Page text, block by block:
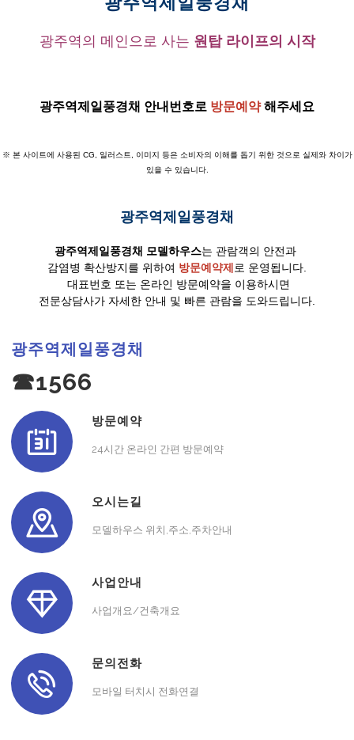
광주역의 메인으로 사는 원탑 라이프의 시작
광주역제일풍경채 안내번호로 방문예약해주세요
※ 본 사이트에 사용된 CG, 일러스트, 이미지 등은 소비자의 이해를 돕기 위한 것으로 실제와 차이가
있을 수 있습니다.
광주역제일풍경채
광주역제일풍경채 모델하우스는 관람객의 안전과
감염병 확산방지를 위하여 방문예약제 로 운영됩니다.
대표번호 또는 온라인 방문예약을 이용하시면
전문상담사가 자세한 안내 및 빠른 관람을 도와드립니다.
광주역제일풍경채
☎1566
방문예약
24시간 온라인 간편 방문예약
오시는길
모델하우스 위치,주소,주차안내
사업안내
사업개요/건축개요
문의전화
모바일 터치시 전화연결